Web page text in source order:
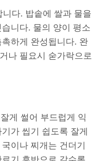
다. 밥솥에 쌀과 물을
니다. 물의 양이 평소
하게 완성됩니다. 완
나 필요시 숟가락으로
게 썰어 부드럽게 익
가 씹기 쉽도록 잘게
이나 찌개는 건더기